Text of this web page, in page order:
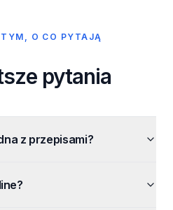
TYM, O CO PYTAJĄ
pytania
z przepisami?